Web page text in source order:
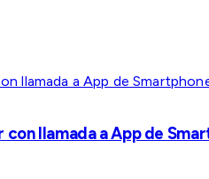
llamada a App de